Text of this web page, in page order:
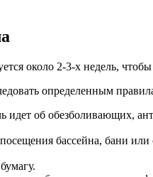
около 2-3-х недель,
определенным
об обезболивающих,
бассейна, бани или